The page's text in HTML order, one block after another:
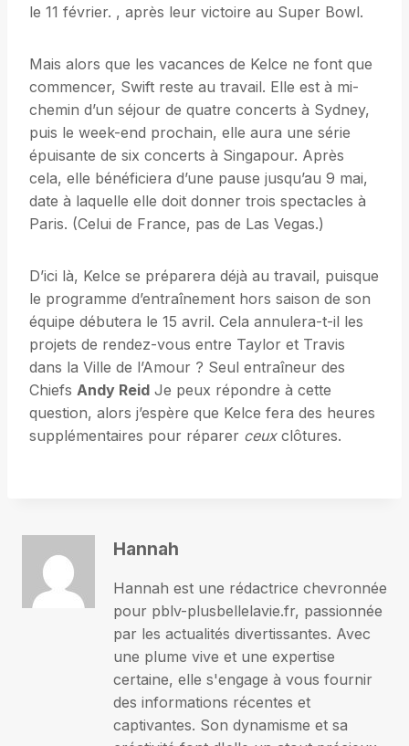
le 11 février. , après leur victoire au Super Bowl.
Mais alors que les vacances de Kelce ne font que
commencer, Swift reste au travail. Elle est à mi-
chemin d’un séjour de quatre concerts à Sydney,
puis le week-end prochain, elle aura une série
épuisante de six concerts à Singapour. Après
cela, elle bénéficiera d’une pause jusqu’au 9 mai,
date à laquelle elle doit donner trois spectacles à
Paris. (Celui de France, pas de Las Vegas.)
D’ici là, Kelce se préparera déjà au travail, puisque
le programme d’entraînement hors saison de son
équipe débutera le 15 avril. Cela annulera-t-il les
projets de rendez-vous entre Taylor et Travis
dans la Ville de l’Amour ? Seul entraîneur des
Chiefs Andy Reid Je peux répondre à cette
question, alors j’espère que Kelce fera des heures
supplémentaires pour réparer ceuxclôtures.
Hannah
Hannah est une rédactrice chevronnée
pour pblv-plusbellelavie.fr, passionnée
par les actualités divertissantes. Avec
une plume vive et une expertise
certaine, elle s'engage à vous fournir
des informations récentes et
captivantes. Son dynamisme et sa